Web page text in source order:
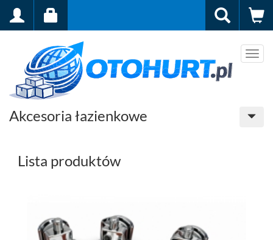
Menu
Akcesoria łazienkowe
Lista produktów